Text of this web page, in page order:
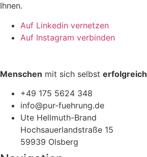
Ihnen.
Auf Linkedin vernetzen
Auf Instagram verbinden
Menschen mit sich selbst erfolgreich
+49 175 5624 348
info@pur-fuehrung.de
Ute Hellmuth-Brand
Hochsauerlandstraße 15
59939 Olsberg